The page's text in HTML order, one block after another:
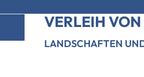
VERLEIH
LANDSCHAFTEN